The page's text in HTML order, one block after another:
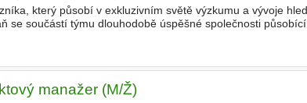
který působí v exkluzivním světě výzkumu a vývoje
se součástí týmu dlouhodobě úspěšné společnosti
manažer (M/Ž)